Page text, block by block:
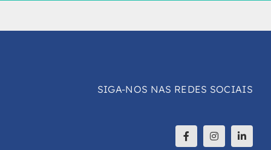
SIGA-NOS NAS REDES SOCIAIS